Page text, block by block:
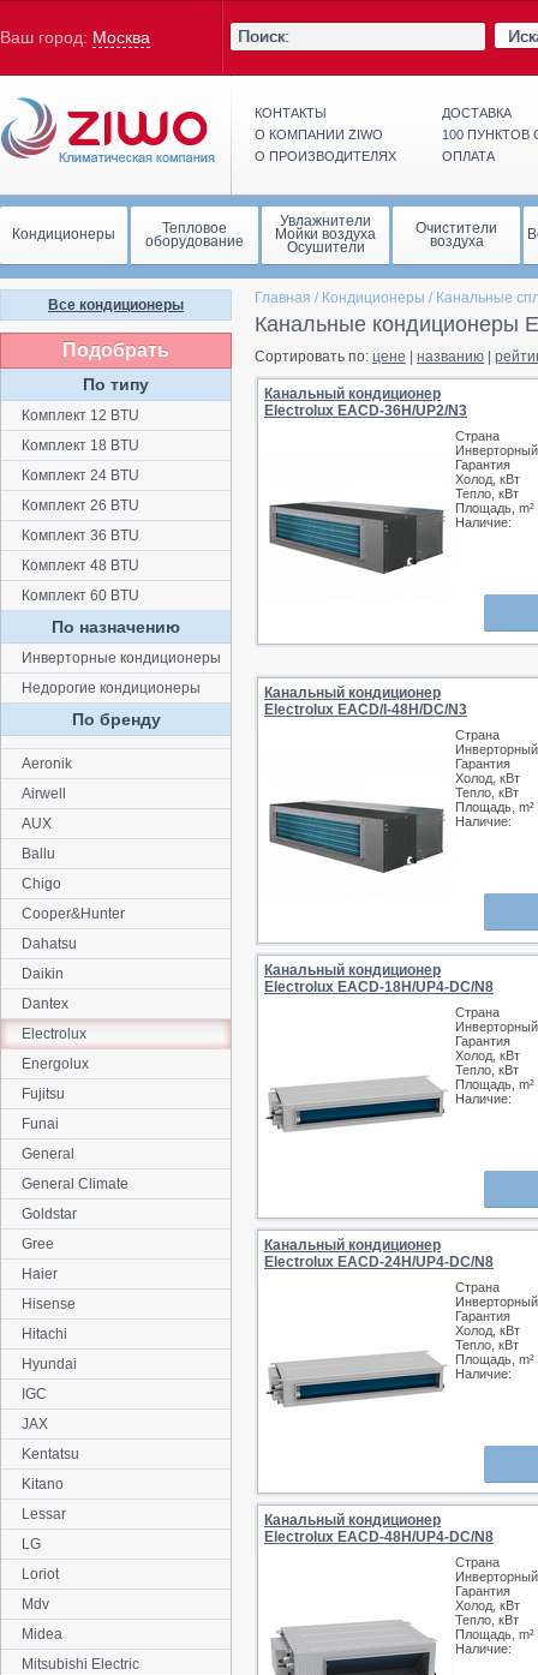
Ваш город: Москва
КОНТАКТЫ
О КОМПАНИИ ZIWO
О ПРОИЗВОДИТЕЛЯХ
ДОСТАВКА
100
ОПЛАТА
Кондиционеры Тепловое
оборудование
Увлажнители
Мойки воздуха
Осушители
Очистители
воздуха
Главная / Кондиционеры / Канальные
Канальные кондиционеры
Сортировать по: цене названию
Канальный кондиционер
Electrolux EACD-36H/UP2/N3
Страна
Инверторный
Гарантия
Холод, кВт
Тепло, кВт
Площадь, m²
Наличие:
Канальный кондиционер
Electrolux EACD/I-48H/DC/N3
Страна
Инверторный
Гарантия
Холод, кВт
Тепло, кВт
Площадь, m²
Наличие:
Канальный кондиционер
Electrolux EACD-18H/UP4-DC/N8
Страна
Инверторный
Гарантия
Холод, кВт
Тепло, кВт
Площадь, m²
Наличие:
Канальный кондиционер
Electrolux EACD-24H/UP4-DC/N8
Страна
Инверторный
Гарантия
Холод, кВт
Тепло, кВт
Площадь, m²
Наличие:
Канальный кондиционер
Electrolux EACD-48H/UP4-DC/N8
Страна
Инверторный
Гарантия
Холод, кВт
Тепло, кВт
Площадь, m²
Наличие:
Все кондиционеры
Подобрать
По типу
Комплект 12 BTU
Комплект 18 BTU
Комплект 24 BTU
Комплект 26 BTU
Комплект 36 BTU
Комплект 48 BTU
Комплект 60 BTU
По назначению
Инверторные кондиционеры
Недорогие кондиционеры
По бренду
Aeronik
Airwell
AUX
Ballu
Chigo
Cooper&Hunter
Dahatsu
Daikin
Dantex
Electrolux
Energolux
Fujitsu
Funai
General
General Climate
Goldstar
Gree
Haier
Hisense
Hitachi
Hyundai
IGC
JAX
Kentatsu
Kitano
Lessar
LG
Loriot
Mdv
Midea
Mitsubishi Electric